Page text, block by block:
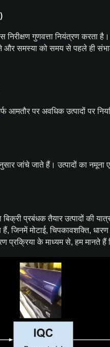
निरीक्षण गुणवत्ता नियंत्रण करता
और समस्या को समय से पहले ही
आमतौर पर अवधिक उत्पादों पर
जांचे जाते हैं। उत्पादों का
बिक्री प्रबंधक तैयार उत्पादों
जिनमें मोटाई, चिपकावशक्ति,
प्रक्रिया के माध्यम से, हम